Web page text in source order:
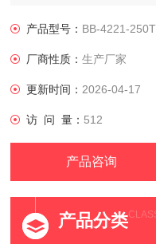
BB-41273活细菌/死细菌双
BB-41275活细胞/死细胞
产品型号： BB-4221-250T
厂商性质：生产厂家
更新时间： 2026-04-17
访 问 量： 512
产品咨询
产品分类